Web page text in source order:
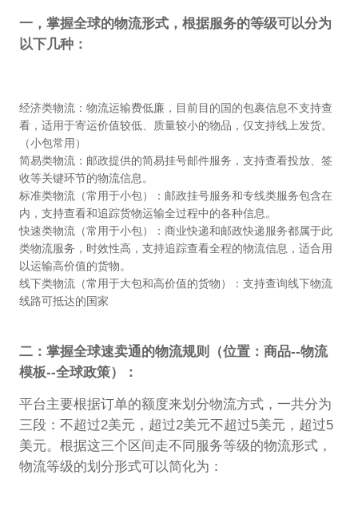
一，掌握全球的物流形式，根据服务的等级可以分为
以下几种：
经济类物流：物流运输费低廉，目前目的国的包裹信息不支持查
看，适用于寄运价值较低、质量较小的物品，仅支持线上发货。
（小包常用）
简易类物流：邮政提供的简易挂号邮件服务，支持查看投放、签
收等关键环节的物流信息。
标准类物流（常用于小包）：邮政挂号服务和专线类服务包含在
内，支持查看和追踪货物运输全过程中的各种信息。
快速类物流（常用于小包）：商业快递和邮政快递服务都属于此
类物流服务，时效性高，支持追踪查看全程的物流信息，适合用
以运输高价值的货物。
线下类物流（常用于大包和高价值的货物）：支持查询线下物流
线路可抵达的国家
二：掌握全球速卖通的物流规则（位置：商品--物流
模板--全球政策）：
平台主要根据订单的额度来划分物流方式，一共分为
三段：不超过2美元，超过2美元不超过5美元，超过5
美元。根据这三个区间走不同服务等级的物流形式，
物流等级的划分形式可以简化为：